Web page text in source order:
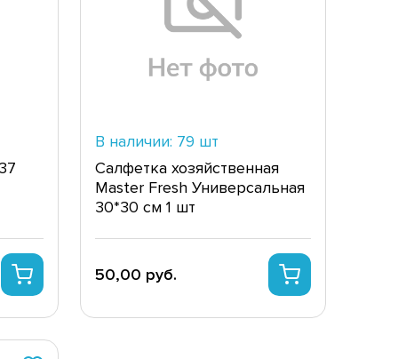
В наличии: 79 шт
Салфетка хозяйственная
Master Fresh Универсальная
30*30 см 1 шт
50,00 руб.